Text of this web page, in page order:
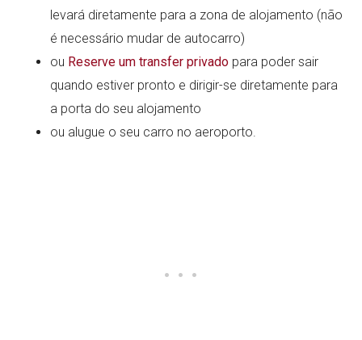
levará diretamente para a zona de alojamento (não
é necessário mudar de autocarro)
ou Reserve um transfer privado para poder sair
quando estiver pronto e dirigir-se diretamente para
a porta do seu alojamento
ou alugue o seu carro no aeroporto.